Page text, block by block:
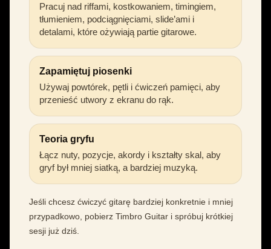
Pracuj nad riffami, kostkowaniem, timingiem,
tłumieniem, podciągnięciami, slide’ami i
detalami, które ożywiają partie gitarowe.
Zapamiętuj piosenki
Używaj powtórek, pętli i ćwiczeń pamięci, aby
przenieść utwory z ekranu do rąk.
Teoria gryfu
Łącz nuty, pozycje, akordy i kształty skal, aby
gryf był mniej siatką, a bardziej muzyką.
Jeśli chcesz ćwiczyć gitarę bardziej konkretnie i mniej
przypadkowo, pobierz Timbro Guitar i spróbuj krótkiej
sesji już dziś.